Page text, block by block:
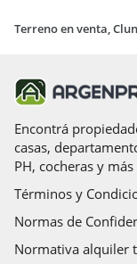
Terreno en venta,
Encontrá
casas,
PH, cocheras y
Términos y
Normas de
Normativa alquiler